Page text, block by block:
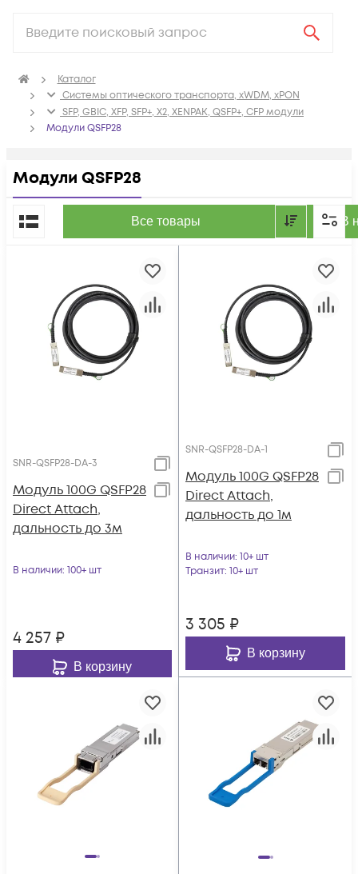
Каталог
Системы оптического транспорта, xWDM, xPON
SFP, GBIC, XFP, SFP+, X2, XENPAK, QSFP+, CFP модули
Модули QSFP28
Модули QSFP28
Все товары В
По популярности
SNR-QSFP28-DA-3
Модуль 100G QSFP28
Direct Attach,
дальность до 3м
В наличии: 100+ шт
4 257 ₽
В корзину
SNR-QSFP28-DA-1
Модуль 100G QSFP28
Direct Attach,
дальность до 1м
В наличии: 10+ шт
Транзит: 10+ шт
3 305 ₽
В корзину